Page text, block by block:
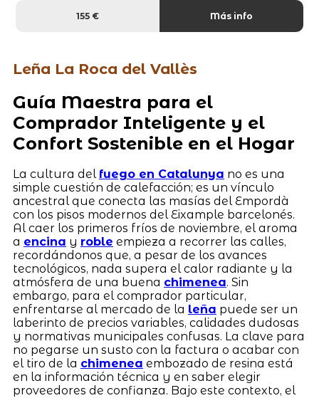
155 € Más info
Leña La Roca del Vallès
Guía Maestra para el
Comprador Inteligente y el
Confort Sostenible en el Hogar
La cultura del fuego en Catalunya no es una
simple cuestión de calefacción; es un vínculo
ancestral que conecta las masías del Empordà
con los pisos modernos del Eixample barcelonés.
Al caer los primeros fríos de noviembre, el aroma
a encina y roble empieza a recorrer las calles,
recordándonos que, a pesar de los avances
tecnológicos, nada supera el calor radiante y la
atmósfera de una buena chimenea. Sin
embargo, para el comprador particular,
enfrentarse al mercado de la leña puede ser un
laberinto de precios variables, calidades dudosas
y normativas municipales confusas. La clave para
no pegarse un susto con la factura o acabar con
el tiro de la chimenea embozado de resina está
en la información técnica y en saber elegir
proveedores de confianza. Bajo este contexto, el